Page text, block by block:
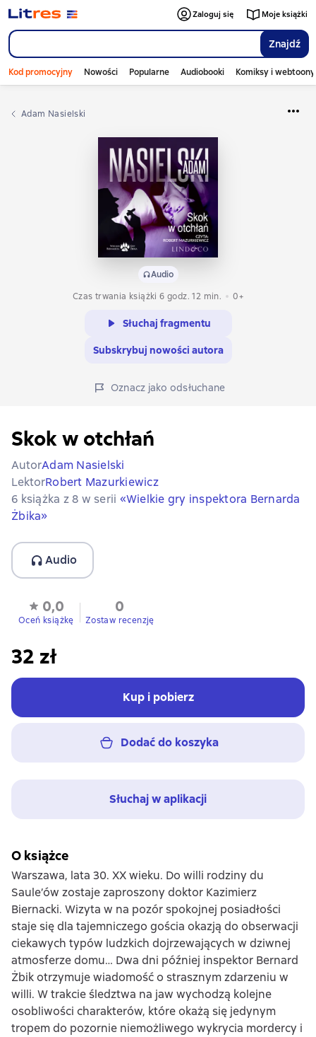
Znajdź
Zaloguj się Moje książki
Kod promocyjny Nowości Popularne Audiobooki Komiksy i webtoony
Adam Nasielski
Audio
Czas trwania książki 6 godz. 12 min.
0+
Słuchaj fragmentu
Subskrybuj nowości autora
Oznacz jako odsłuchane
Skok w otchłań
AutorAdam Nasielski
LektorRobert Mazurkiewicz
6 książka z 8 w serii «Wielkie gry inspektora Bernarda
Żbika»
Audio
0,0
Oceń książkę
0
Zostaw recenzję
32 zł
Kup i pobierz
Dodać do koszyka
Słuchaj w aplikacji
O książce
Warszawa, lata 30. XX wieku. Do willi rodziny du
Saule’ów zostaje zaproszony doktor Kazimierz
Biernacki. Wizyta w na pozór spokojnej posiadłości
staje się dla tajemniczego gościa okazją do obserwacji
ciekawych typów ludzkich dojrzewających w dziwnej
atmosferze domu… Dwa dni później inspektor Bernard
Żbik otrzymuje wiadomość o strasznym zdarzeniu w
willi. W trakcie śledztwa na jaw wychodzą kolejne
osobliwości charakterów, które okażą się jedynym
tropem do pozornie niemożliwego wykrycia mordercy i